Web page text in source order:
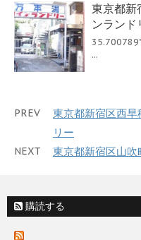
東京都新
ンランド
...
PREV
東京都新宿区西
リー
NEXT 東京都新宿区山
購読する